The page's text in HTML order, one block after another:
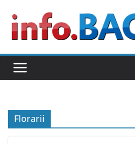
content
Florarii